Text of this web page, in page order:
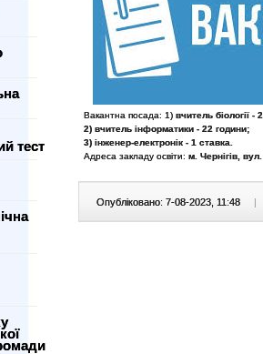
тест
Вакантна посада: 1) вчитель біології -
2) вчитель інформатики - 22 години;
3) інженер-електронік - 1 ставка.
Адреса закладу освіти: м. Чернігів,
Опубліковано: 7-08-2023, 11:48 |